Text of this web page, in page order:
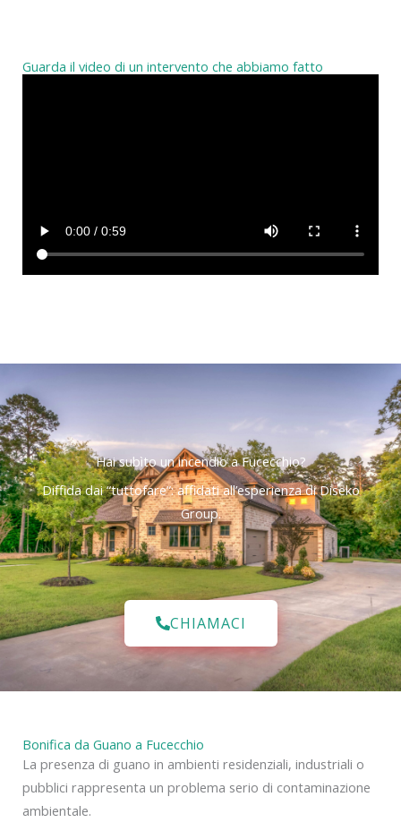
Guarda il video di un intervento che abbiamo fatto
Hai subìto un incendio a Fucecchio?
Diffida dai “tuttofare”: affidati all’esperienza di Diseko
Group.
CHIAMACI
Bonifica da Guano a Fucecchio
La presenza di guano in ambienti residenziali, industriali o
pubblici rappresenta un problema serio di contaminazione
ambientale.